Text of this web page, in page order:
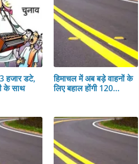
हजार डटे,
के साथ
हिमाचल में अब बड़े वाहनों के
लिए बहाल होंगी 120…